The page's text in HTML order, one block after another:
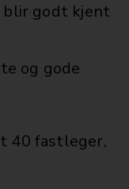
blir godt kjent
og gode
40 fastleger,